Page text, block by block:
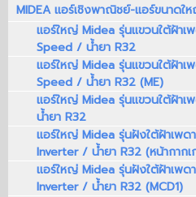
MIDEA แอร์เชิงพาณิชย์-แอร์ขนาดใ
แอร์ใหญ่ Midea รุ่นแขวนใต้ฝ้า
Speed / น้ำยา R32
แอร์ใหญ่ Midea รุ่นแขวนใต้ฝ้า
Speed / น้ำยา R32 (ME)
แอร์ใหญ่ Midea รุ่นแขวนใต้ฝ้า
น้ำยา R32
แอร์ใหญ่ Midea รุ่นฝังใต้ฝ้าเพ
Inverter / น้ำยา R32 (หน้ากากเ
แอร์ใหญ่ Midea รุ่นฝังใต้ฝ้าเพ
Inverter / น้ำยา R32 (MCD1)